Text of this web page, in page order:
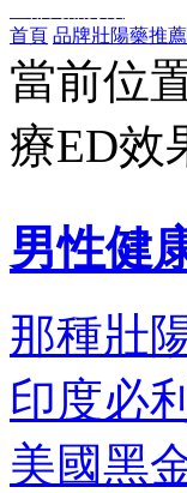
首頁 品牌壯陽藥推
當前位
療ED效
男性健
那種壯
印度必
美國黑